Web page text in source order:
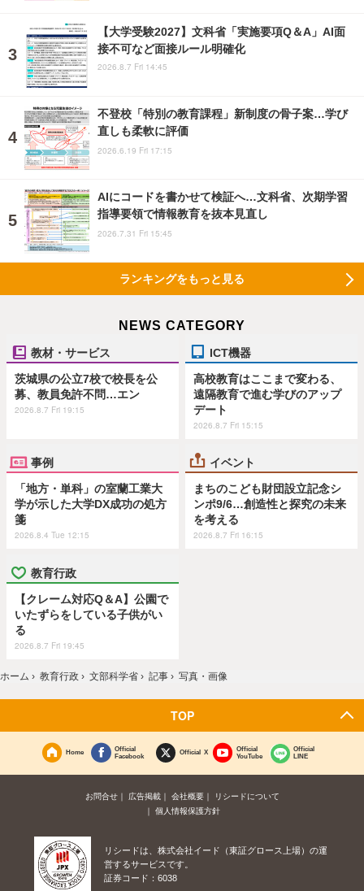
【大学受験2027】文科省「実施要項Q＆A」AI面
接不可など面接ルール明確化
2026.8.7 Fri 14:45
不登校「特別の教育課程」新制度の骨子案…学び
直しも柔軟に評価
2026.6.19 Fri 17:15
AIにコードを書かせて検証へ…文科省、次期学習
指導要領で情報教育を抜本見直し
2026.7.31 Fri 15:45
ランキングをもっと見る
NEWS CATEGORY
教材・サービス
茨城県の公立7校で校長を公
募、教員免許不問…エン
2026.8.7 Fri 19:15
ICT機器
高校教育はここまで変わる、
遠隔教育で進む学びのアップ
デート
2026.8.7 Fri 15:15
事例
「地方・単科」の室蘭工業大
学が示した大学DX成功の処方
箋
2026.8.4 Tue 12:15
イベント
まちのこども財団設立記念シ
ンポ9/6…創造性と探究の未来
を考える
2026.8.7 Fri 16:15
教育行政
【クレーム対応Q＆A】公園で
いたずらをしている子供がい
る
2026.8.7 Fri 19:45
ホーム › 教育行政 › 文部科学省 › 記事 › 写真・画像
TOP
Home
Official
Facebook
Official X
Official
YouTube
Official
LINE
お問合せ 広告掲載 会社概要
リシードについて
個人情報保護方針
リシードは、株式会社イード（東証グロース上場）の運
営するサービスです。
証券コード：6038